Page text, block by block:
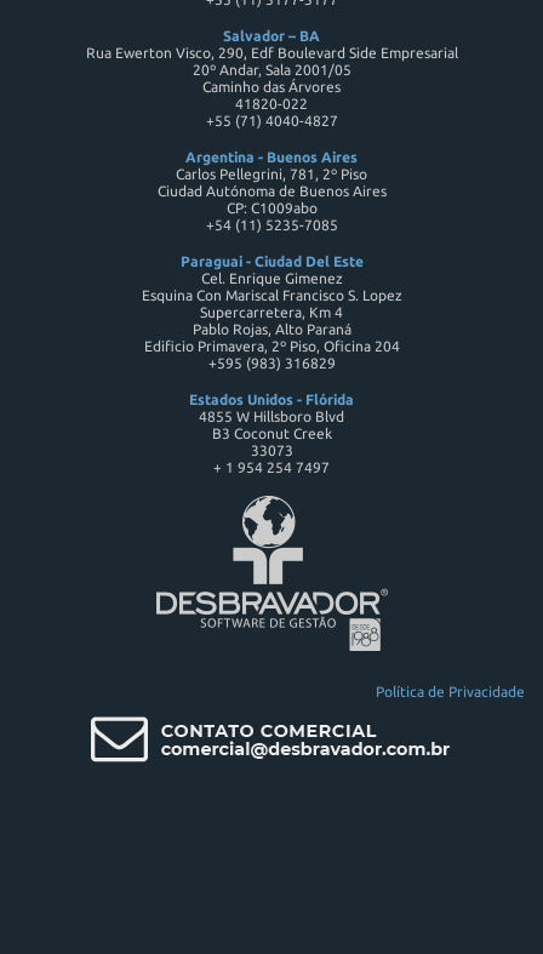
Salvador – BA
Rua Ewerton Visco, 290, Edf Boulevard Side Empresarial
20º Andar, Sala 2001/05
Caminho das Árvores
41820-022
+55 (71) 4040-4827
Argentina - Buenos Aires
Carlos Pellegrini, 781, 2º Piso
Ciudad Autónoma de Buenos Aires
CP: C1009abo
+54 (11) 5235-7085
Paraguai - Ciudad Del Este
Cel. Enrique Gimenez
Esquina Con Mariscal Francisco S. Lopez
Supercarretera, Km 4
Pablo Rojas, Alto Paraná
Edificio Primavera, 2º Piso, Oficina 204
+595 (983) 316829
Estados Unidos - Flórida
4855 W Hillsboro Blvd
B3 Coconut Creek
33073
+ 1 954 254 7497
Política de Privacidade